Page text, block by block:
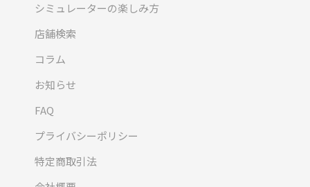
シミュレーターの楽しみ方
店舗検索
コラム
お知らせ
FAQ
プライバシーポリシー
特定商取引法